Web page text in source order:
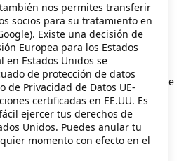
exception has occurred
(see the browser console for more
.
nos permites transferir
socios para su tratamiento en
Existe una decisión de
Europea para los Estados
en Estados Unidos se
de protección de datos
de Privacidad de Datos UE-
certificadas en EE.UU. Es
ejercer tus derechos de
Unidos. Puedes anular tu
momento con efecto en el